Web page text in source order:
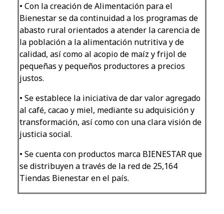
• Con la creación de Alimentación para el
Bienestar se da continuidad a los programas de
abasto rural orientados a atender la carencia de
la población a la alimentación nutritiva y de
calidad, así como al acopio de maíz y frijol de
pequeñas y pequeños productores a precios
justos.
• Se establece la iniciativa de dar valor agregado
al café, cacao y miel, mediante su adquisición y
transformación, así como con una clara visión de
justicia social.
• Se cuenta con productos marca BIENESTAR que
se distribuyen a través de la red de 25,164
Tiendas Bienestar en el país.